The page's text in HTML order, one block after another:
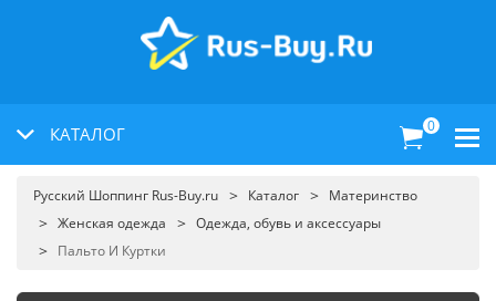
КАТАЛОГ 0
Русский Шоппинг Rus-Buy.ru Каталог
Материнство
Женская одежда
Одежда, обувь и аксессуары
Пальто И Куртки